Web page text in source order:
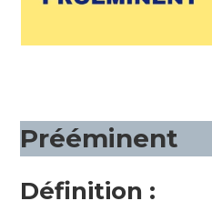
Prééminent
Définition :